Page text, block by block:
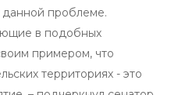
проблеме.
в подобных
примером, что
территориях - это